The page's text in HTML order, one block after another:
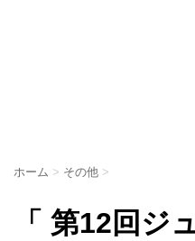
ホーム > その他 >
「 第12回ジ